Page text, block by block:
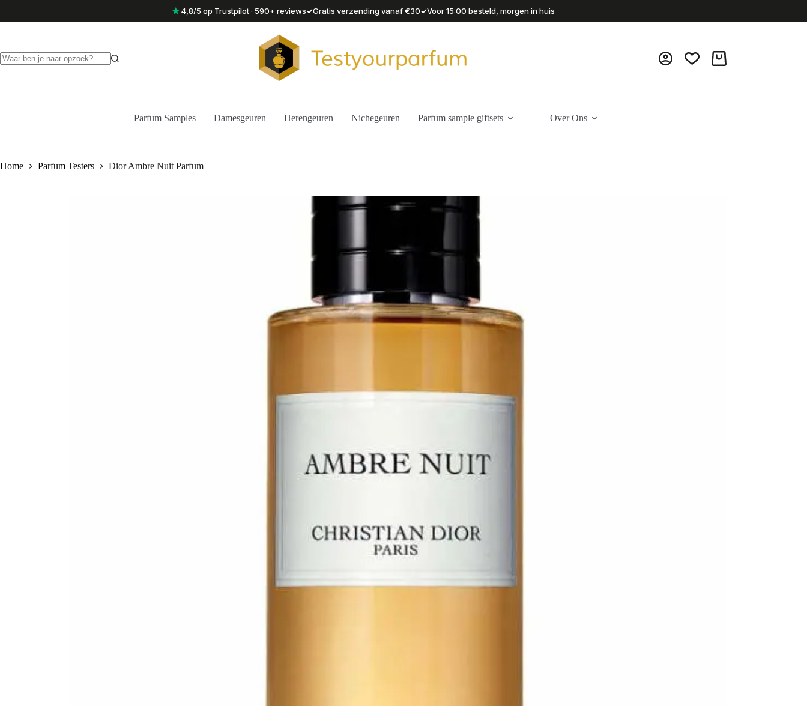
★4,8/5 op Trustpilot · 590+ reviews✓Gratis verzending vanaf €30✓Voor 15:00 besteld, morgen in huis
Winkelwagen
Parfum Samples Damesgeuren Herengeuren Nichegeuren Parfum sample giftsets Over Ons
Home Parfum Testers Dior Ambre Nuit Parfum